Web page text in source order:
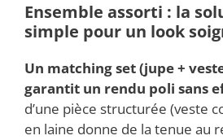
Ensemble assorti : la
simple pour un look
Un matching set(jupe +
garantit un rendu poli sans
d’une pièce structurée (veste
en laine donne de la tenue au